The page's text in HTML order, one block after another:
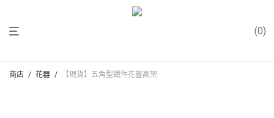
0
商店 / 花器 / 【現貨】五角型鐵件花藝高架